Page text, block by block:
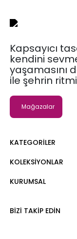
Kapsayıcı
kendini
yaşamasını
ile şehrin
Mağazalar
KATEGORILER
Elbise
Tişört
KOLEKSIYONLAR
Moda Tutkusu
KURUMSAL
Kurumsal Satış
BIZI TAKIP EDIN